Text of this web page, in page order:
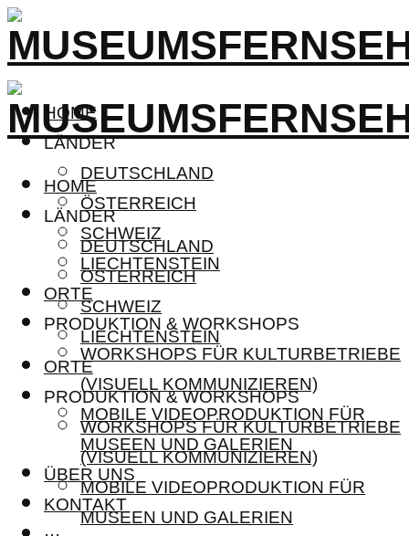
HOME
LÄNDER
DEUTSCHLAND
ÖSTERREICH
SCHWEIZ
LIECHTENSTEIN
ORTE
PRODUKTION & WORKSHOPS
WORKSHOPS FÜR KULTURBETRIEBE
(VISUELL KOMMUNIZIEREN)
MOBILE VIDEOPRODUKTION FÜR
MUSEEN UND GALERIEN
ÜBER UNS
KONTAKT
HOME
LÄNDER
DEUTSCHLAND
ÖSTERREICH
SCHWEIZ
LIECHTENSTEIN
ORTE
PRODUKTION & WORKSHOPS
WORKSHOPS FÜR KULTURBETRIEBE
(VISUELL KOMMUNIZIEREN)
MOBILE VIDEOPRODUKTION FÜR
MUSEEN UND GALERIEN